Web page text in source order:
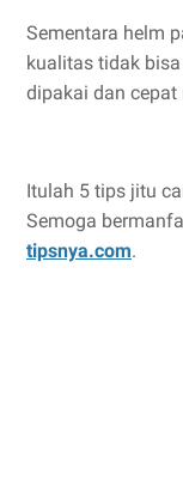
Sementara helm
kualitas tidak
dipakai dan cepat
Itulah 5 tips jitu
Semoga
tipsnya.com.